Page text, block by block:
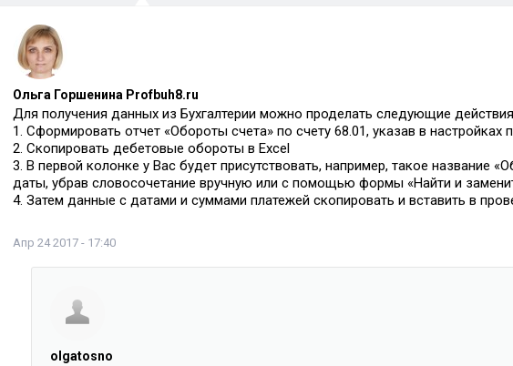
Ольга Горшенина Profbuh8.ru
Для получения данных из Бухгалтерии можно проделать следующие
1. Сформировать отчет «Обороты счета» по счету 68.01, указав в
2. Скопировать дебетовые обороты в Excel
3. В первой колонке у Вас будет присутствовать, например, такое название
даты, убрав словосочетание вручную или с помощью формы «Найти и
4. Затем данные с датами и суммами платежей скопировать и вставить в
Апр 24 2017 - 17:40
olgatosno